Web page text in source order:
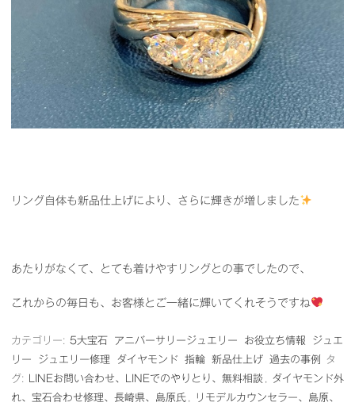
リング自体も新品仕上げにより、さらに輝きが増しました
あたりがなくて、とても着けやすリングとの事でしたので、
これからの毎日も、お客様とご一緒に輝いてくれそうですね
カテゴリー: 5大宝石 アニバーサリージュエリー お役立ち情報
ジュエ
リー
ジュエリー修理 ダイヤモンド 指輪 新品仕上げ 過去の事例
タ
グ:
LINEお問い合わせ、LINEでのやりとり、無料相談
ダイヤモンド外
れ、宝石合わせ修理、長崎県、島原氏
リモデルカウンセラー、島原、